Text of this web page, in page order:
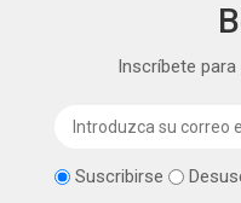
Inscríbete
Suscribirse